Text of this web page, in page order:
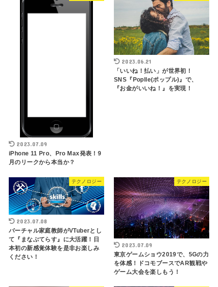
2023.07.09
iPhone 11 Pro、Pro Max発表！9
月のリークから本当か？
2023.06.21
「いいね！払い」が世界初！
SNS『Poplle(ポップル)』で、
『お金がいいね！』を実現！
テクノロジー
2023.07.08
バーチャル家庭教師がVTuberとし
て『まなぶてらす』に大活躍！日
本初の新感覚体験を是非お楽しみ
ください！
テクノロジー
2023.07.09
東京ゲームショウ2019で、5Gの力
を体感！ドコモブースでAR観戦や
ゲーム大会を楽しもう！